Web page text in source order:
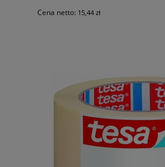
Cena netto: 15,44 zł